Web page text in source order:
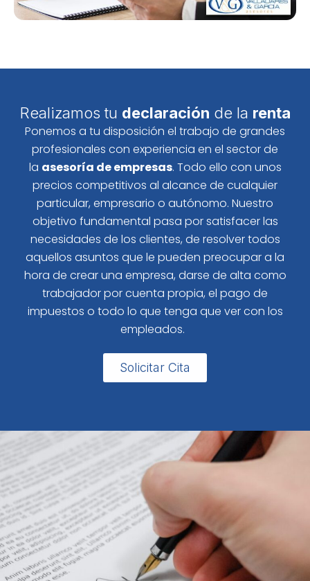
Realizamos tu declaración de la renta
Ponemos a tu disposición el trabajo de grandes
profesionales con experiencia en el sector de
la asesoría de empresas. Todo ello con unos
precios competitivos al alcance de cualquier
particular, empresario o autónomo. Nuestro
objetivo fundamental pasa por satisfacer las
necesidades de los clientes, de resolver todos
aquellos asuntos que le pueden preocupar a la
hora de crear una empresa, darse de alta como
trabajador por cuenta propia, el pago de
impuestos o todo lo que tenga que ver con los
empleados.
Solicitar Cita